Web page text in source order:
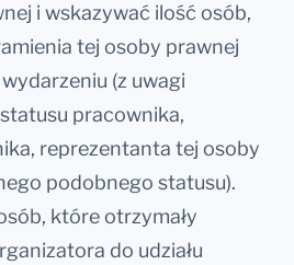
i wskazywać ilość osób,
tej osoby prawnej
(z uwagi
pracownika,
reprezentanta tej osoby
podobnego statusu).
które otrzymały
do udziału